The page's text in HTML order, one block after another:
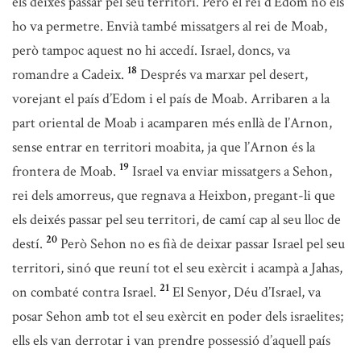
ho va permetre. Envià també missatgers al rei de Moab,
però tampoc aquest no hi accedí. Israel, doncs, va
romandre a Cadeix. 18 Després va marxar pel desert,
vorejant el país d’Edom i el país de Moab. Arribaren a la
part oriental de Moab i acamparen més enllà de l’Arnon,
sense entrar en territori moabita, ja que l’Arnon és la
frontera de Moab. 19 Israel va enviar missatgers a Sehon,
rei dels amorreus, que regnava a Heixbon, pregant-li que
els deixés passar pel seu territori, de camí cap al seu lloc de
destí. 20 Però Sehon no es fià de deixar passar Israel pel seu
territori, sinó que reuní tot el seu exèrcit i acampà a Jahas,
on combaté contra Israel. 21 El Senyor, Déu d’Israel, va
posar Sehon amb tot el seu exèrcit en poder dels israelites;
ells els van derrotar i van prendre possessió d’aquell país